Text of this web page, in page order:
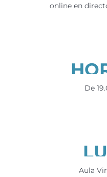
online en
De
Aula